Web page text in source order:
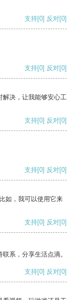
支持[0] 反对[0]
支持[0] 反对[0]
解决，让我能够安心工
支持[0] 反对[0]
支持[0] 反对[0]
如，我可以使用它来
支持[0] 反对[0]
系，分享生活点滴。
支持[0] 反对[0]